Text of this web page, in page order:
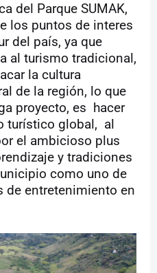
del Parque SUMAK,
los puntos de interes
del país, ya que
al turismo tradicional,
la cultura
de la región, lo que
proyecto, es
hacer
turístico global, al
el ambicioso plus
y tradiciones
como uno de
de entretenimiento en